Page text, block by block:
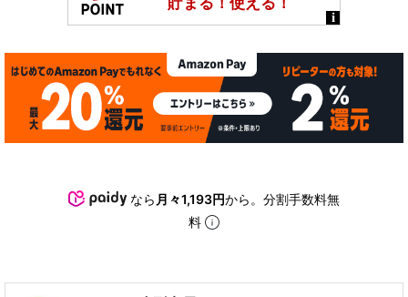
なら 月々1,193円から。分割手数料無
料